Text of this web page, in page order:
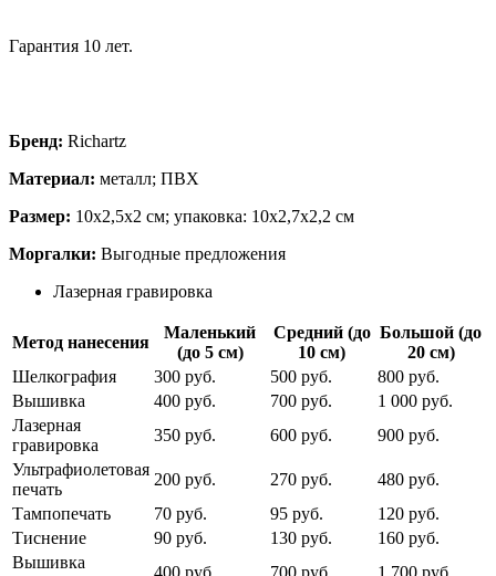
Гарантия 10 лет.
Бренд: Richartz
Материал: металл; ПВХ
Размер: 10х2,5х2 см; упаковка: 10х2,7х2,2 см
Моргалки: Выгодные предложения
Лазерная гравировка
Метод нанесения
Маленький
(до 5 см)
Средний (до
10 см)
Большой (до
20 см)
Шелкография
300 руб. 500 руб.
800 руб.
Вышивка
400 руб. 700 руб.
1 000 руб.
Лазерная
гравировка
350 руб. 600 руб.
900 руб.
Ультрафиолетовая
печать
200 руб. 270 руб.
480 руб.
Тампопечать
70 руб. 95 руб.
120 руб.
Тиснение
90 руб. 130 руб.
160 руб.
Вышивка
400 руб. 700 руб. 1 700 руб.